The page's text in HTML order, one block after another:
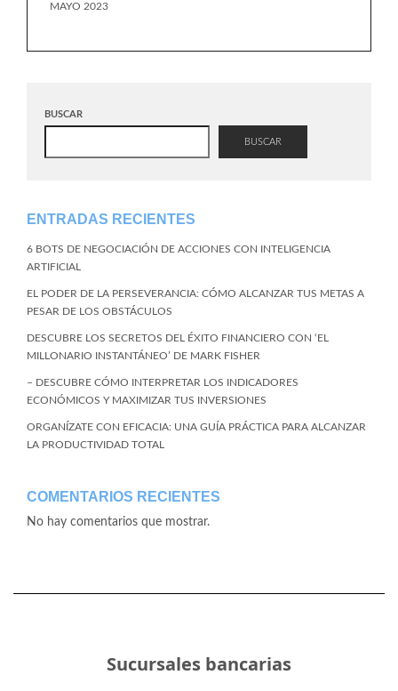
MAYO 2023
BUSCAR
BUSCAR
ENTRADAS RECIENTES
6 BOTS DE NEGOCIACIÓN DE ACCIONES CON INTELIGENCIA
ARTIFICIAL
EL PODER DE LA PERSEVERANCIA: CÓMO ALCANZAR TUS METAS A
PESAR DE LOS OBSTÁCULOS
DESCUBRE LOS SECRETOS DEL ÉXITO FINANCIERO CON ‘EL
MILLONARIO INSTANTÁNEO’ DE MARK FISHER
– DESCUBRE CÓMO INTERPRETAR LOS INDICADORES
ECONÓMICOS Y MAXIMIZAR TUS INVERSIONES
ORGANÍZATE CON EFICACIA: UNA GUÍA PRÁCTICA PARA ALCANZAR
LA PRODUCTIVIDAD TOTAL
COMENTARIOS RECIENTES
No hay comentarios que mostrar.
Sucursales bancarias